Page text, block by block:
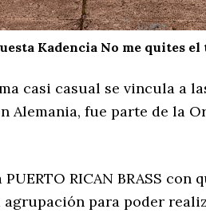
Kadencia No me quites el
casi casual se vincula a
fue parte de la
RICAN BRASS
para poder